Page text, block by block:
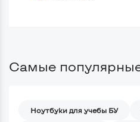
Самые
Ноутбуки для учебы БУ